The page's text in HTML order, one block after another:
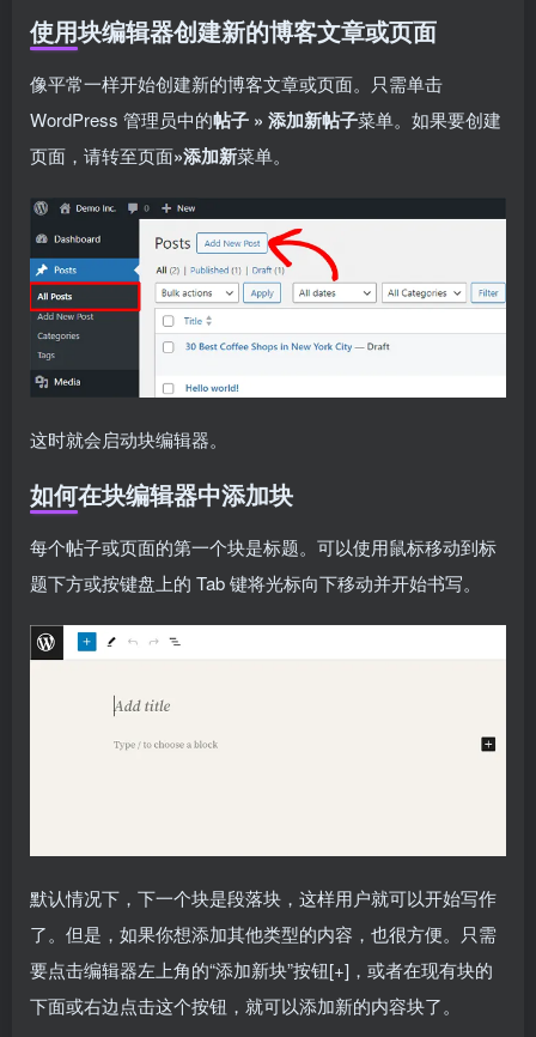
使用块编辑器创建新的博客文章或页面
像平常一样开始创建新的博客文章或页面。只需单击
WordPress 管理员中的帖子 » 添加新帖子菜单。如果要创建
页面，请转至页面»添加新菜单。
这时就会启动块编辑器。
如何在块编辑器中添加块
每个帖子或页面的第一个块是标题。可以使用鼠标移动到标
题下方或按键盘上的 Tab 键将光标向下移动并开始书写。
默认情况下，下一个块是段落块，这样用户就可以开始写作
了。但是，如果你想添加其他类型的内容，也很方便。只需
要点击编辑器左上角的“添加新块”按钮[+]，或者在现有块的
下面或右边点击这个按钮，就可以添加新的内容块了。